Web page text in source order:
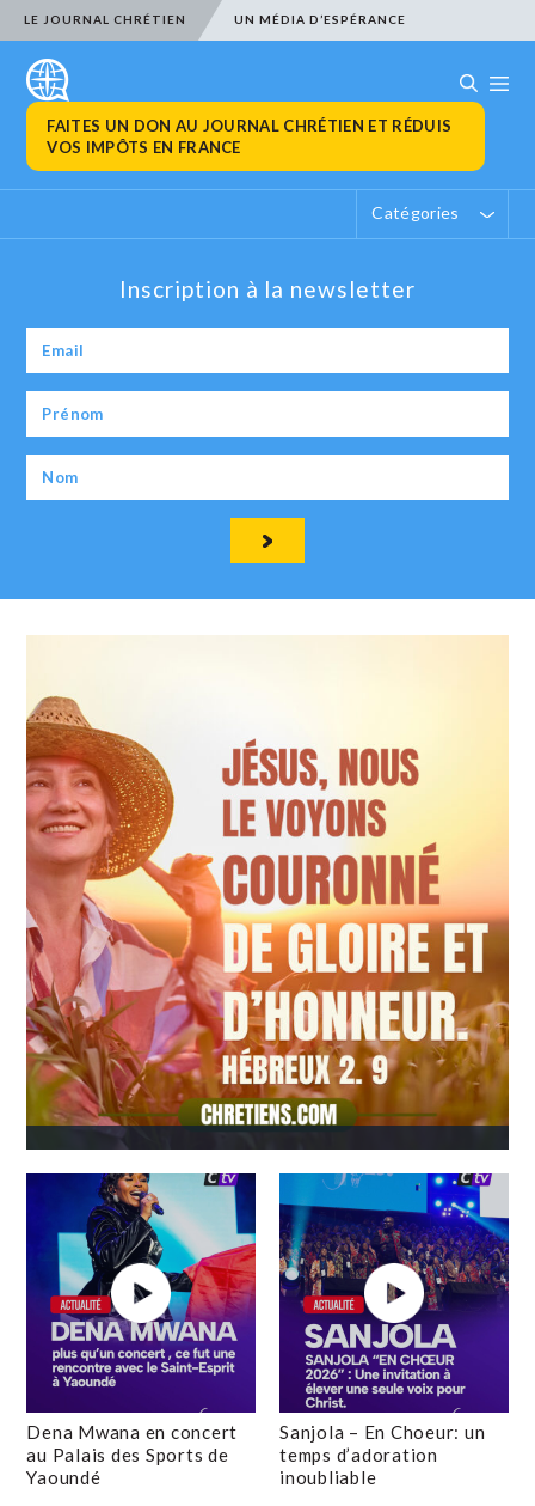
LE JOURNAL CHRÉTIEN UN MÉDIA D’ESPÉRANCE
FAITES UN DON AU JOURNAL CHRÉTIEN ET RÉDUIS
VOS IMPÔTS EN FRANCE
Catégories
Inscription à la newsletter
Dena Mwana en concert
au Palais des Sports de
Yaoundé
Sanjola – En Choeur: un
temps d’adoration
inoubliable